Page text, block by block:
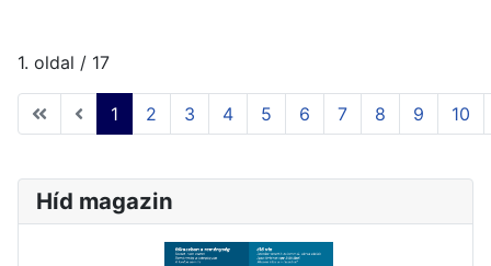
1. oldal / 17
1 2 3 4 5 6 7 8 9 10
Híd magazin